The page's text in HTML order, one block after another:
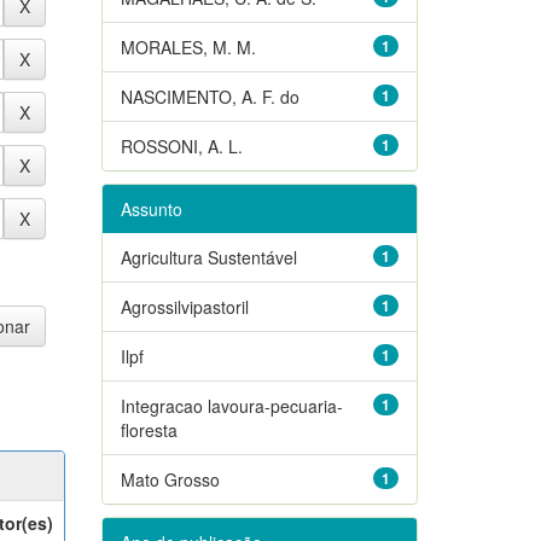
1
MORALES, M. M.
1
NASCIMENTO, A. F. do
1
ROSSONI, A. L.
Assunto
1
Agricultura Sustentável
1
Agrossilvipastoril
1
Ilpf
1
Integracao lavoura-pecuaria-
floresta
1
Mato Grosso